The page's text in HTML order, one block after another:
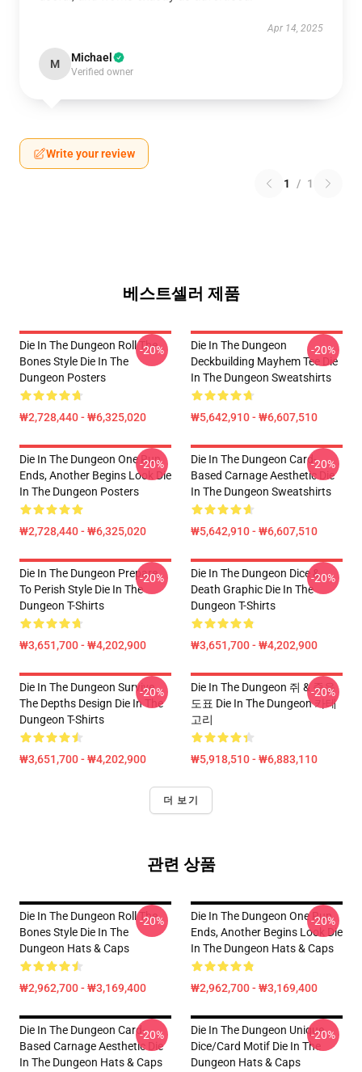
Apr 14, 2025
M Michael
Verified owner
Write your review
1 / 1
베스트셀러 제품
Die In The Dungeon Roll The
Bones Style Die In The
Dungeon Posters
₩2,728,440 - ₩6,325,020
-20%
Die In The Dungeon
Deckbuilding Mayhem Tee Die
In The Dungeon Sweatshirts
₩5,642,910 - ₩6,607,510
-20%
Die In The Dungeon One Run
Ends, Another Begins Look Die
In The Dungeon Posters
₩2,728,440 - ₩6,325,020
-20%
Die In The Dungeon Card-
Based Carnage Aesthetic Die
In The Dungeon Sweatshirts
₩5,642,910 - ₩6,607,510
-20%
Die In The Dungeon Prepare
To Perish Style Die In The
Dungeon T-Shirts
₩3,651,700 - ₩4,202,900
-20%
Die In The Dungeon Dice &
Death Graphic Die In The
Dungeon T-Shirts
₩3,651,700 - ₩4,202,900
-20%
Die In The Dungeon Survive
The Depths Design Die In The
Dungeon T-Shirts
₩3,651,700 - ₩4,202,900
-20%
Die In The Dungeon 쥐 & 죽음
도표 Die In The Dungeon 카테
고리
₩5,918,510 - ₩6,883,110
-20%
더 보기
관련 상품
Die In The Dungeon Roll The
Bones Style Die In The
Dungeon Hats & Caps
₩2,962,700 - ₩3,169,400
-20%
Die In The Dungeon One Run
Ends, Another Begins Look Die
In The Dungeon Hats & Caps
₩2,962,700 - ₩3,169,400
-20%
Die In The Dungeon Card-
Based Carnage Aesthetic Die
In The Dungeon Hats & Caps
-20%
Die In The Dungeon Unique
Dice/Card Motif Die In The
Dungeon Hats & Caps
-20%